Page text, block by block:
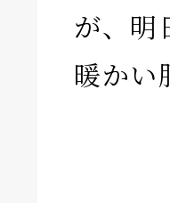
が、明
暖かい